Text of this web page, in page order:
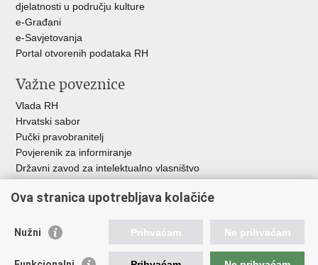
djelatnosti u području kulture
e-Građani
e-Savjetovanja
Portal otvorenih podataka RH
Važne poveznice
Vlada RH
Hrvatski sabor
Pučki pravobranitelj
Povjerenik za informiranje
Državni zavod za intelektualno vlasništvo
HAKOM
Ostale poveznice
Ova stranica upotrebljava kolačiće
Nužni Prihvaćam Ne prihvaćam